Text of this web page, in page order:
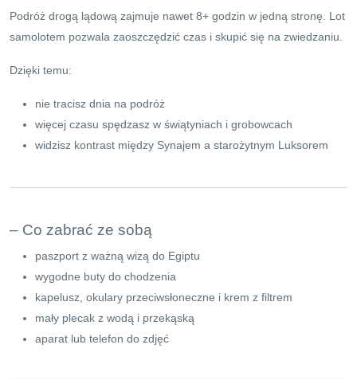
Podróż drogą lądową zajmuje nawet 8+ godzin w jedną stronę. Lot
samolotem pozwala zaoszczędzić czas i skupić się na zwiedzaniu.
Dzięki temu:
nie tracisz dnia na podróż
więcej czasu spędzasz w świątyniach i grobowcach
widzisz kontrast między Synajem a starożytnym Luksorem
– Co zabrać ze sobą
paszport z ważną wizą do Egiptu
wygodne buty do chodzenia
kapelusz, okulary przeciwsłoneczne i krem z filtrem
mały plecak z wodą i przekąską
aparat lub telefon do zdjęć